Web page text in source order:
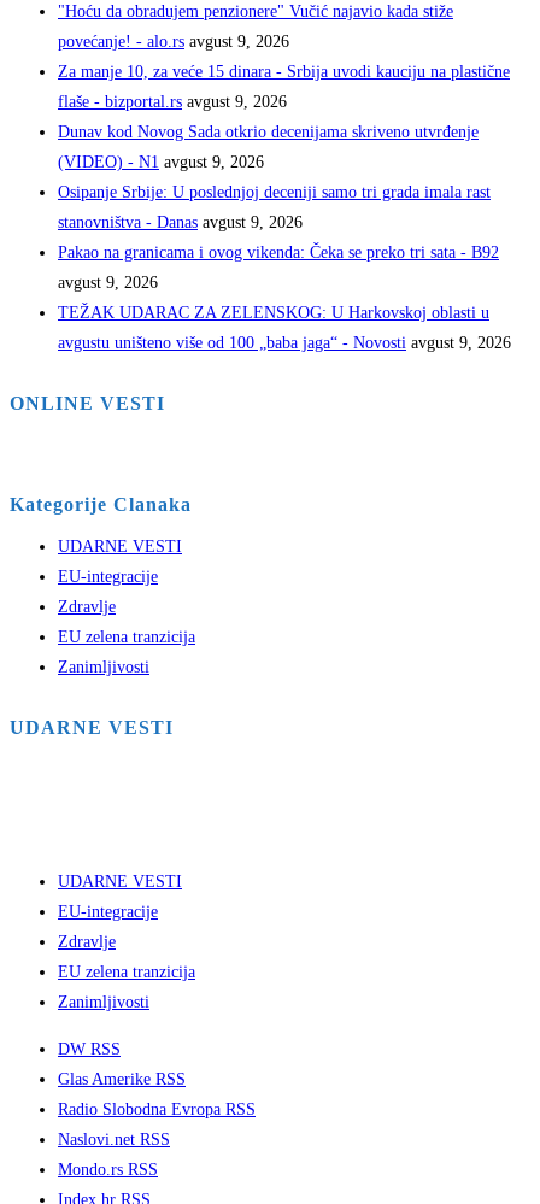
"Hoću da obradujem penzionere" Vučić najavio kada stiže
povećanje! - alo.rs avgust 9, 2026
Za manje 10, za veće 15 dinara - Srbija uvodi kauciju na plastične
flaše - bizportal.rs avgust 9, 2026
Dunav kod Novog Sada otkrio decenijama skriveno utvrđenje
(VIDEO) - N1 avgust 9, 2026
Osipanje Srbije: U poslednjoj deceniji samo tri grada imala rast
stanovništva - Danas avgust 9, 2026
Pakao na granicama i ovog vikenda: Čeka se preko tri sata - B92
avgust 9, 2026
TEŽAK UDARAC ZA ZELENSKOG: U Harkovskoj oblasti u
avgustu uništeno više od 100 „baba jaga“ - Novosti avgust 9, 2026
ONLINE VESTI
Kategorije Clanaka
UDARNE VESTI
EU-integracije
Zdravlje
EU zelena tranzicija
Zanimljivosti
UDARNE VESTI
UDARNE VESTI
EU-integracije
Zdravlje
EU zelena tranzicija
Zanimljivosti
DW RSS
Glas Amerike RSS
Radio Slobodna Evropa RSS
Naslovi.net RSS
Mondo.rs RSS
Index.hr RSS